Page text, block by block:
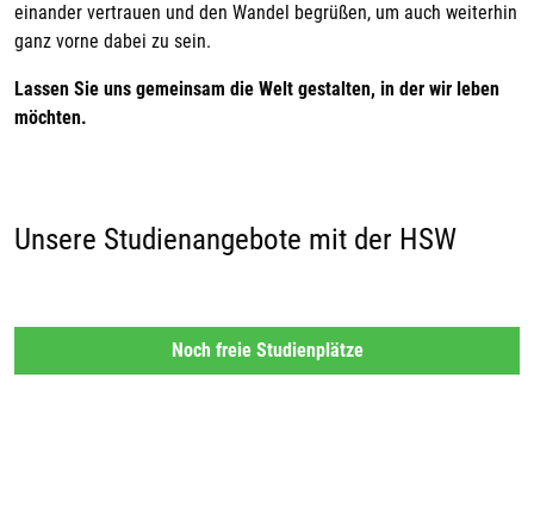
einander vertrauen und den Wandel begrüßen, um auch weiterhin
ganz vorne dabei zu sein.
Lassen Sie uns gemeinsam die Welt gestalten, in der wir leben
möchten.
Unsere Studienangebote mit der HSW
Noch freie Studienplätze